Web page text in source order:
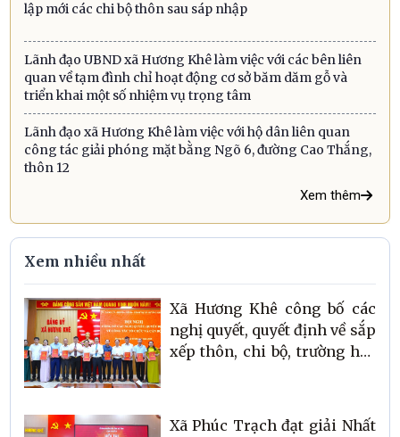
lập mới các chi bộ thôn sau sáp nhập
Lãnh đạo UBND xã Hương Khê làm việc với các bên liên
quan về tạm đình chỉ hoạt động cơ sở băm dăm gỗ và
triển khai một số nhiệm vụ trọng tâm
Lãnh đạo xã Hương Khê làm việc với hộ dân liên quan
công tác giải phóng mặt bằng Ngõ 6, đường Cao Thắng,
thôn 12
Xem thêm
Xem nhiều nhất
Xã Hương Khê công bố các
nghị quyết, quyết định về sắp
xếp thôn, chi bộ, trường học
Xã Phúc Trạch đạt giải Nhất